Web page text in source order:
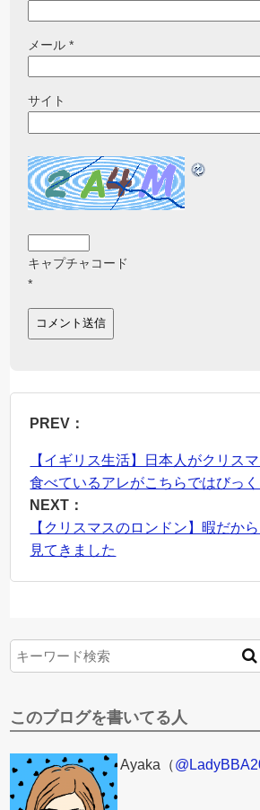
メール*
サイト
キャプチャコード
*
PREV：
【イギリス生活】日本人がクリス
食べているアレがこちらではびっく
NEXT：
【クリスマスのロンドン】暇だか
見てきました
このブログを書いてる人
Ayaka（